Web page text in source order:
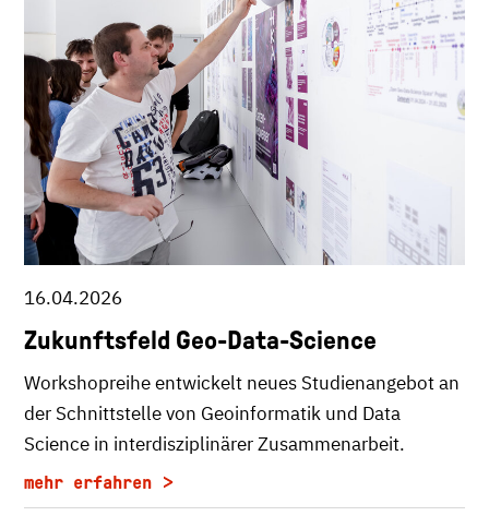
16.04.2026
Zukunftsfeld Geo-Data-Science
Workshopreihe entwickelt neues Studienangebot an
der Schnittstelle von Geoinformatik und Data
Science in interdisziplinärer Zusammenarbeit.
mehr erfahren